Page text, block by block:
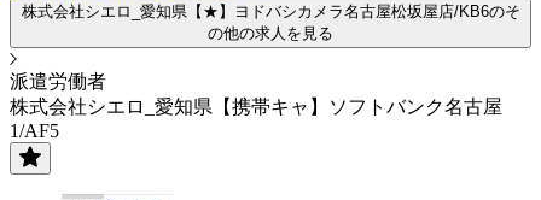
株式会社シエロ_愛知県【★】ヨドバシカメラ名古屋松坂屋店/KB6のそ
の他の求人を見る
派遣労働者
株式会社シエロ_愛知県【携帯キャ】ソフトバンク名古屋
1/AF5